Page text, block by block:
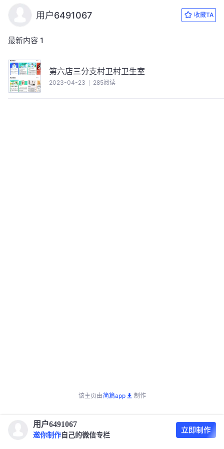
用户6491067 收藏TA
最新内容 1
第六店三分支村卫村卫生室
2023-04-23 285阅读
该主页由简篇app 制作
用户6491067
邀你制作 自己的微信专栏